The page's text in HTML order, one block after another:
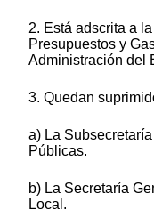
2. Está adscrita a
Presupuestos y
Administración del
3. Quedan
a) La
Públicas.
b) La Secretaría
Local.